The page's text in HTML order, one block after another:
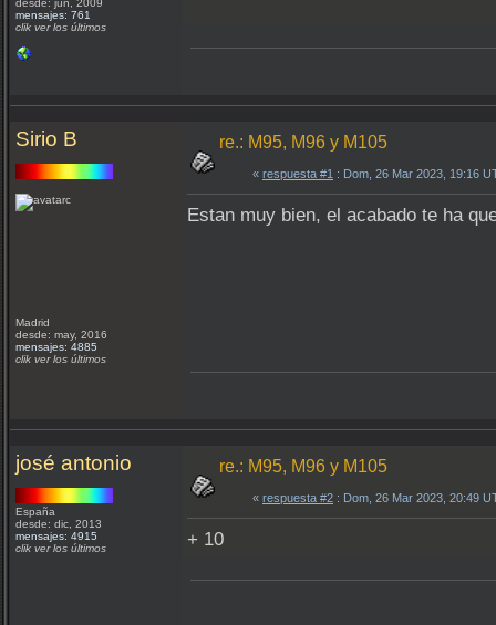
desde: jun, 2009
mensajes: 761
clik ver los últimos
Sirio B
Madrid
desde: may, 2016
mensajes: 4885
clik ver los últimos
re.: M95, M96 y M105
« respuesta #1 : Dom, 26 Mar 2023, 19:16
Estan muy bien, el acabado te ha
josé antonio
España
desde: dic, 2013
mensajes: 4915
clik ver los últimos
re.: M95, M96 y M105
« respuesta #2 : Dom, 26 Mar 2023, 20:49
+ 10